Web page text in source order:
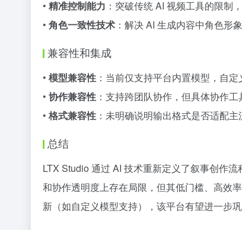
• 精准控制能力 ：突破传统 AI 视频工具的限制
• 角色一致性技术 ：解决 AI 生成内容中角色形
兼容性和集成
• 模型兼容性 ：当前仅支持平台内置模型，自定
• 协作兼容性 ：支持跨团队协作，但具体协作工
• 格式兼容性 ：未明确说明输出格式是否适配主
总结
LTX Studio 通过 AI 技术重新定义了叙事创作
和协作透明度上存在局限，但其低门槛、高效
新（如自定义模型支持），该平台有望进一步